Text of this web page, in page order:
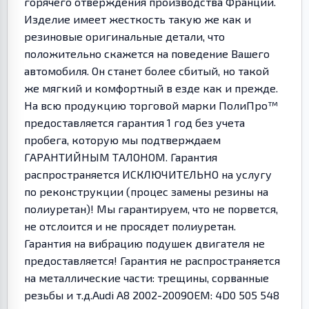
Изделие имеет жесткость такую же как и
резиновые оригинальные детали, что
положительно скажется на поведение Вашего
автомобиля. Он станет более сбитый, но такой
же мягкий и комфортный в езде как и прежде.
На всю продукцию торговой марки ПолиПро™
предоставляется гарантия 1 год без учета
пробега, которую мы подтверждаем
ГАРАНТИЙНЫМ ТАЛОНОМ. Гарантия
распространяется ИСКЛЮЧИТЕЛЬНО на услугу
по реконструкции (процес замены резины на
полиуретан)! Мы гарантируем, что не порвется,
не отслоится и не просядет полиуретан.
Гарантия на вибрацию подушек двигателя не
предоставляется! Гарантия не распространяется
на металлические части: трещины, сорванные
резьбы и т.д.Audi A8 2002-2009OEM: 4D0 505 548